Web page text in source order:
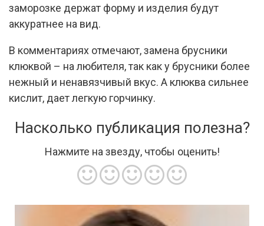
заморозке держат форму и изделия будут
аккуратнее на вид.
В комментариях отмечают, замена брусники
клюквой – на любителя, так как у брусники более
нежный и ненавязчивый вкус. А клюква сильнее
кислит, дает легкую горчинку.
Насколько публикация полезна?
Нажмите на звезду, чтобы оценить!